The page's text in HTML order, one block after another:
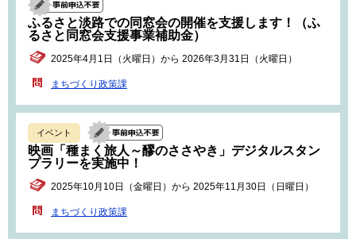
ふるさと淡路での同窓会の開催を支援します！（ふ
るさと同窓会支援事業補助金）
2025年4月1日（火曜日）から 2026年3月31日（火曜日）
まちづくり政策課
イベント
映画「種まく旅人～醪のささやき」デジタルスタン
プラリーを実施中！
2025年10月10日（金曜日）から 2025年11月30日（日曜日）
まちづくり政策課